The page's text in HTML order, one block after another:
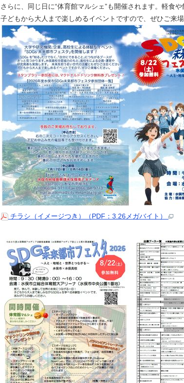
さらに、同じ日に“体育館マルシェ”も開催されます。軽食や
子どもから大人まで楽しめるイベントですので、ぜひご来
チラシ（イメージつき）（PDF：3.26メガバイト）